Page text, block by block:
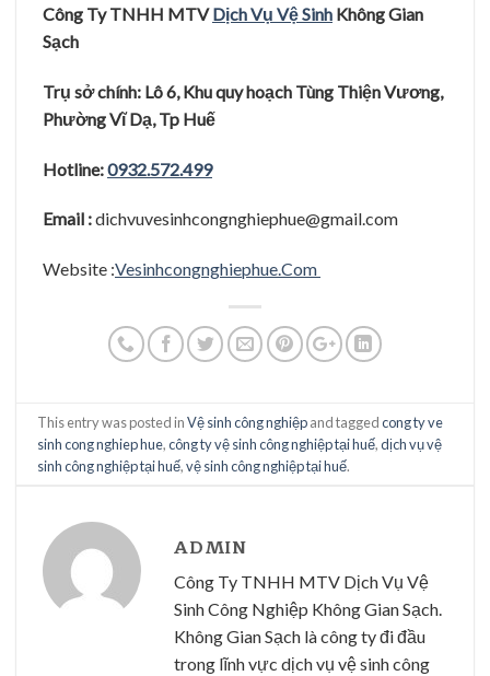
Công Ty TNHH MTVDịch Vụ Vệ Sinh Không Gian
Sạch
Trụ sởchính: Lô 6, Khu quy hoạch Tùng Thiện Vương,
Phường VĩDạ, Tp Huê
Hotline:0932.572.499
Email :dichvuvesinhcongnghiephue@gmail.com
Website :Vesinhcongnghiephue.Com
This entry was posted inVệ sinh công nghiệpand taggedcong ty ve
sinh cong nghiep hue,công ty vệ sinh công nghiệp tại huế,dịch vụ vệ
sinh công nghiệp tại huế,vệ sinh công nghiệp tại huế.
ADMIN
Công Ty TNHH MTV Dịch Vụ Vệ
Sinh Công Nghiệp Không Gian Sạch.
Không Gian Sạch là công ty đi đầu
trong lĩnh vực dịch vụ vệ sinh công